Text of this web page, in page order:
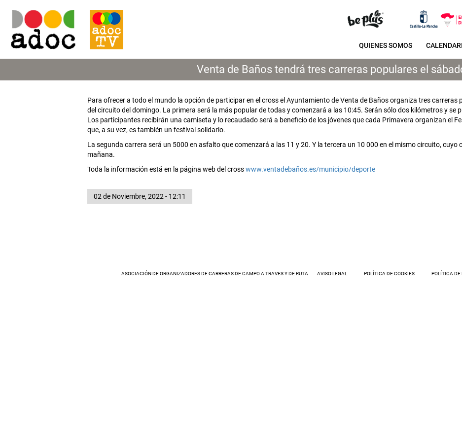
QUIENES SOMOS
Venta de Baños tendrá tres carreras populares el
Para ofrecer a todo el mundo la opción de participar en el cross el Ayuntamiento de Venta de Baños organiza tres carreras
del circuito del domingo. La primera será la más popular de todas y comenzará a las 10:45. Serán sólo dos kilómetros y se
Los participantes recibirán una camiseta y lo recaudado será a beneficio de los jóvenes que cada Primavera organizan el
que, a su vez, es también un festival solidario.
La segunda carrera será un 5000 en asfalto que comenzará a las 11 y 20. Y la tercera un 10 000 en el mismo circuito, cuyo
mañana.
Toda la información está en la página web del crosswww.ventadebaños.es/municipio/deporte
02 de Noviembre, 2022 - 12:11
ASOCIACIÓN DE ORGANIZADORES DE CARRERAS DE CAMPO A TRAVES Y DE RUTA AVISO LEGAL POLÍTICA DE COOKIES POLÍTICA DE